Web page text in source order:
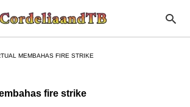
MEMBAHAS FIRE STRIKE
fire strike